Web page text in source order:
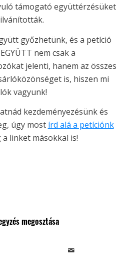
támogató együttérzésüket
győzhetünk, és a petíció
nem csak a
jelenti, hanem az összes
is, hiszen mi
vagyunk!
kezdeményezésünk és
úgy most írd alá a petíciónk
a linket másokkal is!
megosztása